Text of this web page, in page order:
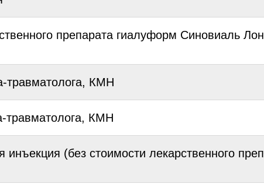
препарата гиалуформ Синовиаль
травматолога, КМН
травматолога, КМН
инъекция (без стоимости лекарственного